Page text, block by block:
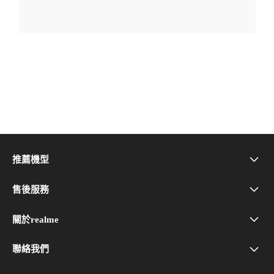
推薦機型
realme Note 80
realme 16 5G
realme C100 5G
售後服務
問與答
realme Care+
關於realme
品牌介紹
聯絡我們